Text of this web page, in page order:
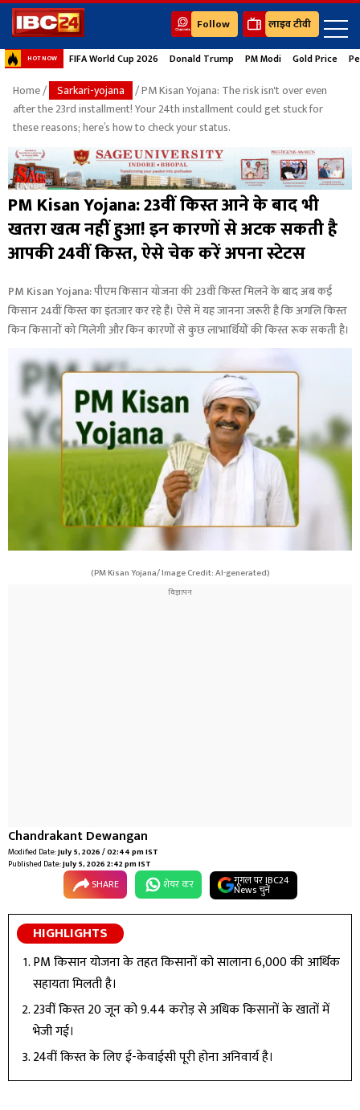
Follow लाइव टीवी
HOT NOW FIFA World Cup 2026 Donald Trump PM Modi Gold Price
Home/ Sarkari-yojana
/ PM Kisan Yojana: The risk isn't over even
after the 23rd installment! Your 24th installment could get stuck for
these reasons; here’s how to check your status.
PM Kisan Yojana: 23वीं किस्त आने के बाद भी
खतरा खत्म नहीं हुआ! इन कारणों से अटक सकती है
आपकी 24वीं किस्त, ऐसे चेक करें अपना स्टेटस
PM Kisan Yojana: पीएम किसान योजना की 23वीं किस्त मिलने के बाद अब कई
किसान 24वीं किस्त का इंतजार कर रहे हैं। ऐसे में यह जानना जरूरी है कि अगलि किस्त
किन किसानों को मिलेगी और किन कारणों से कुछ लाभार्थियों की किस्त रूक सकती है।
(PM Kisan Yojana/ Image Credit: AI-generated)
Chandrakant Dewangan
Modified Date:July 5, 2026 / 02:44 pm IST
Published Date:July 5, 2026 2:42 pm IST
SHARE शेयर कर गूगल पर IBC24
News चुनें
HIGHLIGHTS
PM किसान योजना के तहत किसानों को सालाना ₹6,000 की आर्थिक
सहायता मिलती है।
23वीं किस्त 20 जून को 9.44 करोड़ से अधिक किसानों के खातों में
भेजी गई।
24वीं किस्त के लिए ई-केवाईसी पूरी होना अनिवार्य है।